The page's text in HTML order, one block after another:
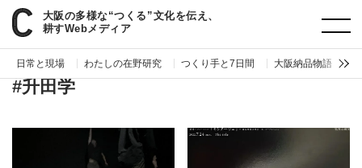
大阪の多様な“つくる”文化を伝え、
耕すWebメディア
日常と現場 わたしの在野研究 つくり手と7日間 大阪納品物語
paperC タグ 升田学
#升田学